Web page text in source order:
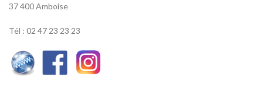
37 400 Amboise
Tél : 02 47 23 23 23